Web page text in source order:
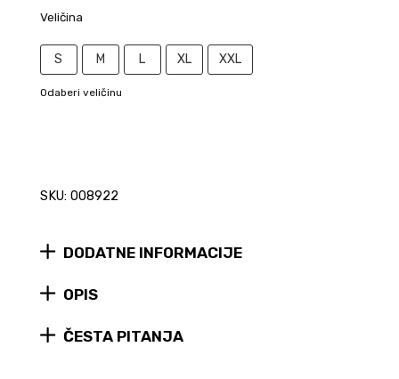
Veličina
S M L XL XXL
Odaberi veličinu
SKU: 008922
DODATNE INFORMACIJE
OPIS
ČESTA PITANJA